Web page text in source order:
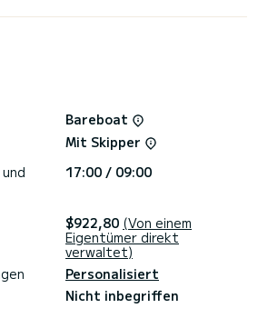
dem Wasser in der Umgebung von
Es ist unter anderem mit
ausgestattet: Autopilot,
Badeplattform.
oder eine Buchung, klicken Sie
anfordern". Ein Mitarbeiter
ein persönliches Angebot zu
Bareboat
Mit Skipper
17:00 / 09:00
$922,80 (Von einem
Eigentümer direkt
verwaltet)
Personalisiert
Nicht inbegriffen